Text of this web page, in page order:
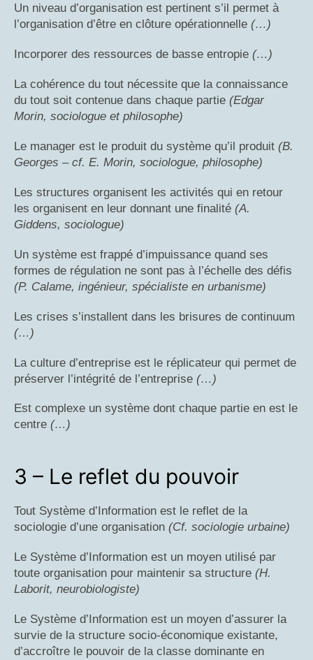
Un niveau d’organisation est pertinent s’il permet à
l’organisation d’être en clôture opérationnelle (…)
Incorporer des ressources de basse entropie (…)
La cohérence du tout nécessite que la connaissance
du tout soit contenue dans chaque partie (Edgar
Morin, sociologue et philosophe)
Le manager est le produit du système qu’il produit (B.
Georges – cf. E. Morin, sociologue, philosophe)
Les structures organisent les activités qui en retour
les organisent en leur donnant une finalité (A.
Giddens, sociologue)
Un système est frappé d’impuissance quand ses
formes de régulation ne sont pas à l’échelle des défis
(P. Calame, ingénieur, spécialiste en urbanisme)
Les crises s’installent dans les brisures de continuum
(…)
La culture d’entreprise est le réplicateur qui permet de
préserver l’intégrité de l’entreprise (…)
Est complexe un système dont chaque partie en est le
centre (…)
3 – Le reflet du pouvoir
Tout Système d’Information est le reflet de la
sociologie d’une organisation (Cf. sociologie urbaine)
Le Système d’Information est un moyen utilisé par
toute organisation pour maintenir sa structure (H.
Laborit, neurobiologiste)
Le Système d’Information est un moyen d’assurer la
survie de la structure socio-économique existante,
d’accroître le pouvoir de la classe dominante en